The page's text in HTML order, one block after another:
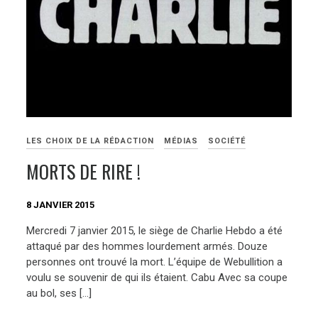
LES CHOIX DE LA RÉDACTION MÉDIAS SOCIÉTÉ
MORTS DE RIRE !
8 JANVIER 2015
Mercredi 7 janvier 2015, le siège de Charlie Hebdo a été
attaqué par des hommes lourdement armés. Douze
personnes ont trouvé la mort. L’équipe de Webullition a
voulu se souvenir de qui ils étaient. Cabu Avec sa coupe
au bol, ses […]